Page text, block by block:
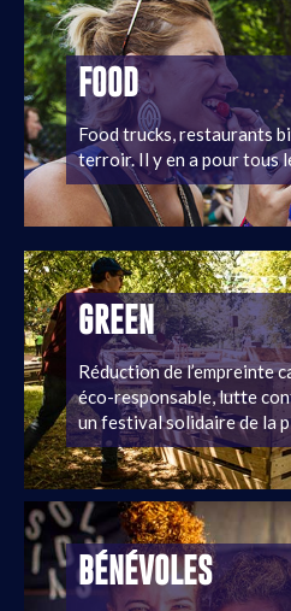
FOOD
Food trucks, restaurants
terroir. Il y en a pour tous
GREEN
Réduction de l’empreinte
éco-responsable, lutte
un festival solidaire de la
BÉNÉVOLES